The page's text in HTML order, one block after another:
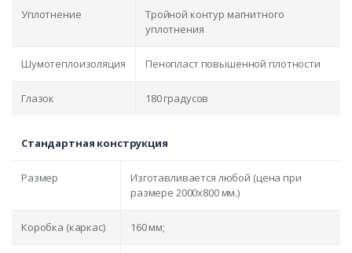
Уплотнение
Тройной контур магнитного
уплотнения
Шумотеплоизоляция Пенопласт повышенной плотности
Глазок 180 градусов
Стандартная конструкция
Размер
Изготавливается любой (цена при
размере 2000x800 мм.)
Коробка (каркас) 160 мм;